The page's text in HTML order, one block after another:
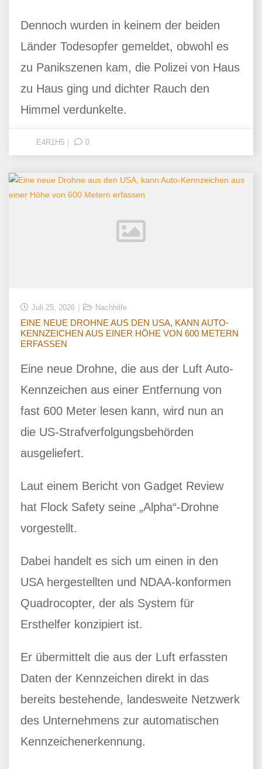
Dennoch wurden in keinem der beiden
Länder Todesopfer gemeldet, obwohl es
zu Panikszenen kam, die Polizei von Haus
zu Haus ging und dichter Rauch den
Himmel verdunkelte.
E4R1H5 0
Juli 25, 2026 Nachhilfe
EINE NEUE DROHNE AUS DEN USA, KANN AUTO-
KENNZEICHEN AUS EINER HÖHE VON 600 METERN
ERFASSEN
Eine neue Drohne, die aus der Luft Auto-
Kennzeichen aus einer Entfernung von
fast 600 Meter lesen kann, wird nun an
die US-Strafverfolgungsbehörden
ausgeliefert.
Laut einem Bericht von Gadget Review
hat Flock Safety seine „Alpha“-Drohne
vorgestellt.
Dabei handelt es sich um einen in den
USA hergestellten und NDAA-konformen
Quadrocopter, der als System für
Ersthelfer konzipiert ist.
Er übermittelt die aus der Luft erfassten
Daten der Kennzeichen direkt in das
bereits bestehende, landesweite Netzwerk
des Unternehmens zur automatischen
Kennzeichenerkennung.